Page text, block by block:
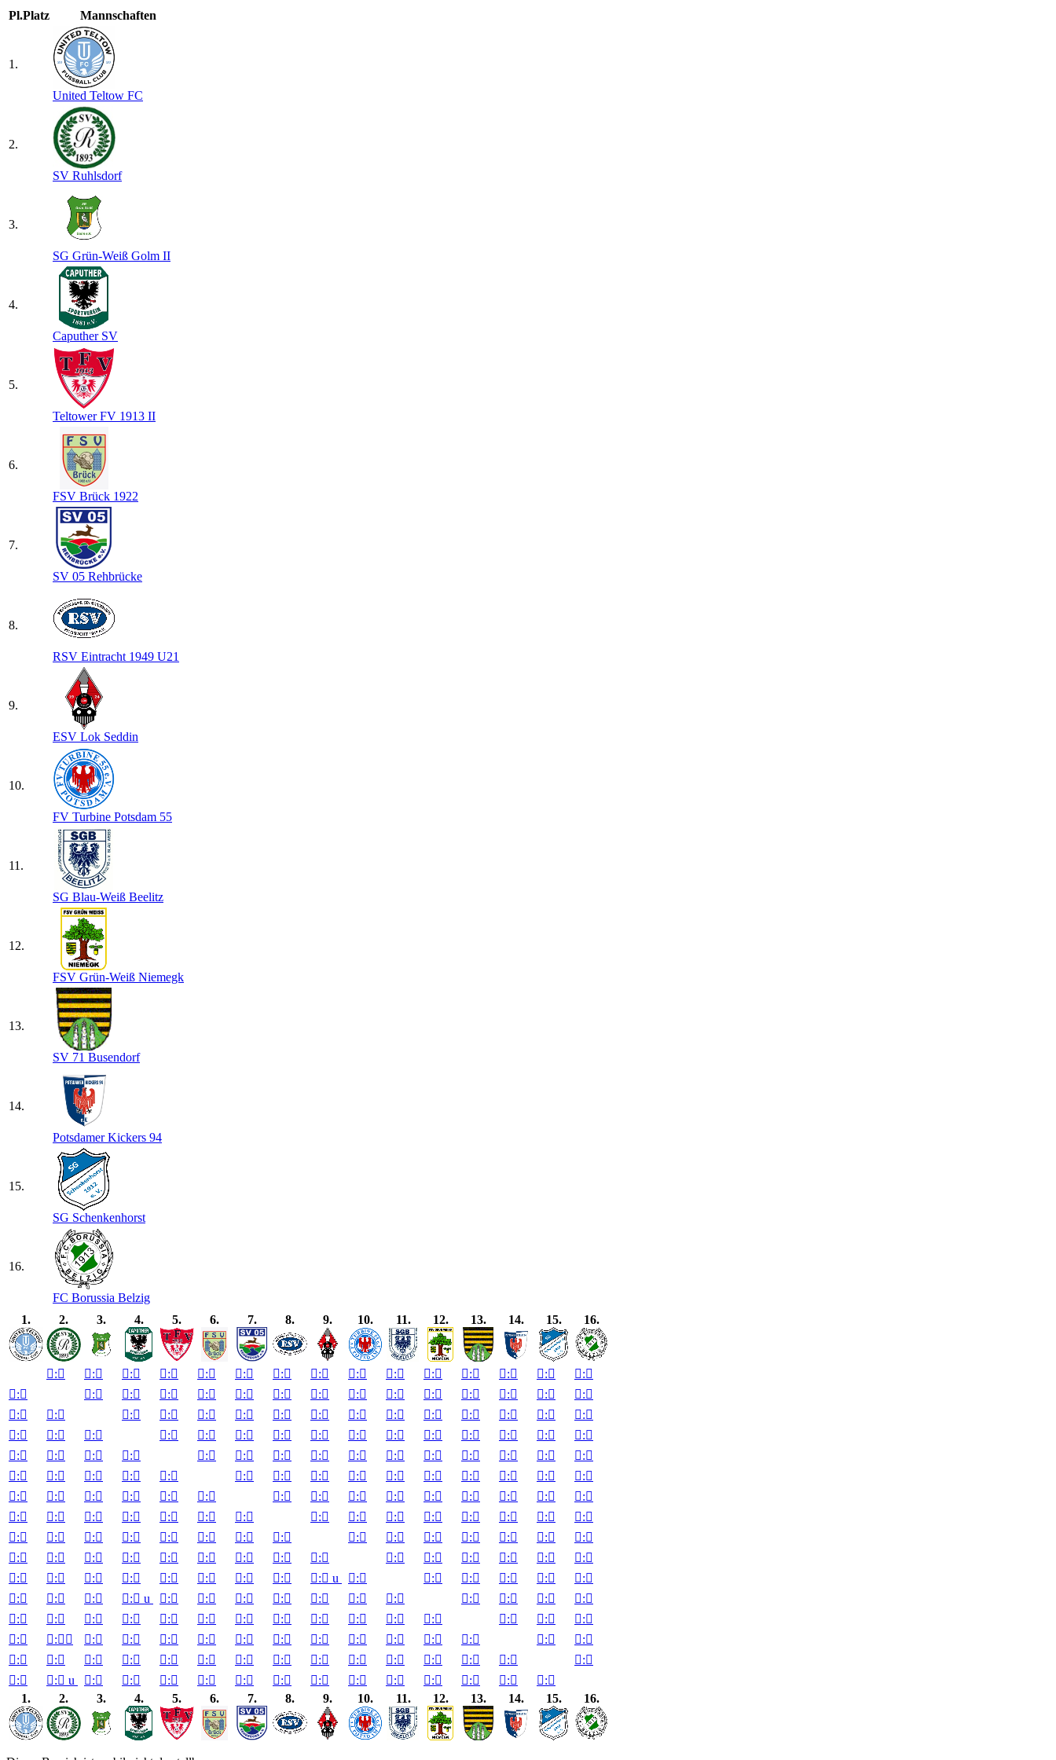
Pl.Platz Mannschaften
1.
United Teltow FC
2.
SV Ruhlsdorf
3.
SG Grün-Weiß Golm II
4.
Caputher SV
5.
Teltower FV 1913 II
6.
FSV Brück 1922
7.
SV 05 Rehbrücke
8.
RSV Eintracht 1949 U21
9.
ESV Lok Seddin
10.
FV Turbine Potsdam 55
11.
SG Blau-Weiß Beelitz
12.
FSV Grün-Weiß Niemegk
13.
SV 71 Busendorf
14.
Potsdamer Kickers 94
15.
SG Schenkenhorst
16.
FC Borussia Belzig
1.
2. 3. 4. 5. 6. 7. 8. 9. 10. 11. 12. 13. 14. 15. 16.
1. 2. 3. 4. 5. 6. 7. 8. 9. 10. 11. 12. 13. 14. 15. 16.
: : : : : : : : : : : : : : :
: : : : : : : : : : : : : : :
: : : : : : : : : : : : : : :
: : : : : : : : : : : : : : :
: : : : : : : : : : : : : : :
: : : : : : : : : : : : : : :
: : : : : : : : : : : : : : :
: : : : : : : : : : : : : : :
: : : : : : : : : : : : : : :
: : : : : : : : : : : : : : :
: : : : : : : : : u : : : : : :
: : : : u : : : : : : : : : : :
: : : : : : : : : : : : : : :
: : : : : : : : : : : : : : :
: : : : : : : : : : : : : : :
: : u : : : : : : : : : : : : :